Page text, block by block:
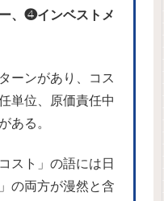
、❹インベストメ
ーンがあり、コス
単位、原価責任中
ある。
スト」の語には日
の両方が漫然と含